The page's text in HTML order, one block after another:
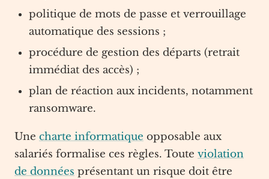
politique de mots de passe et verrouillage
automatique des sessions ;
procédure de gestion des départs (retrait
immédiat des accès) ;
plan de réaction aux incidents, notamment
ransomware.
Une charte informatique opposable aux
salariés formalise ces règles. Toute violation
de données présentant un risque doit être